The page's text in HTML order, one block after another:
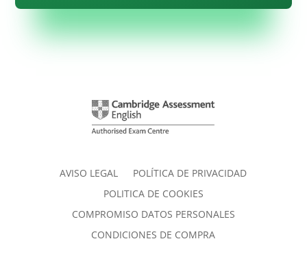
AVISO LEGAL
POLÍTICA DE PRIVACIDAD
POLITICA DE COOKIES
COMPROMISO DATOS PERSONALES
CONDICIONES DE COMPRA